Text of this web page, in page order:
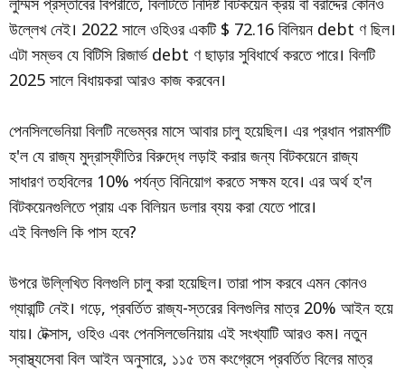
উল্লেখ নেই। 2022 সালে ওহিওর একটি $ 72.16 বিলিয়ন debt ণ ছিল।
এটা সম্ভব যে বিটিসি রিজার্ভ debt ণ ছাড়ার সুবিধার্থে করতে পারে। বিলটি
2025 সালে বিধায়করা আরও কাজ করবেন।
পেনসিলভেনিয়া বিলটি নভেম্বর মাসে আবার চালু হয়েছিল। এর প্রধান পরামর্শটি
হ'ল যে রাজ্য মুদ্রাস্ফীতির বিরুদ্ধে লড়াই করার জন্য বিটকয়েনে রাজ্য
সাধারণ তহবিলের 10% পর্যন্ত বিনিয়োগ করতে সক্ষম হবে। এর অর্থ হ'ল
বিটকয়েনগুলিতে প্রায় এক বিলিয়ন ডলার ব্যয় করা যেতে পারে।
এই বিলগুলি কি পাস হবে?
উপরে উল্লিখিত বিলগুলি চালু করা হয়েছিল। তারা পাস করবে এমন কোনও
গ্যারান্টি নেই। গড়ে, প্রবর্তিত রাজ্য-স্তরের বিলগুলির মাত্র 20% আইন হয়ে
যায়। টেক্সাস, ওহিও এবং পেনসিলভেনিয়ায় এই সংখ্যাটি আরও কম। নতুন
স্বাস্থ্যসেবা বিল আইন অনুসারে, ১১৫ তম কংগ্রেসে প্রবর্তিত বিলের মাত্র